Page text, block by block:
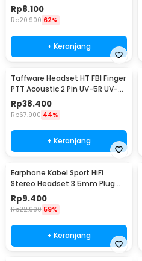
Baofeng - K0459
Rp8.100
Rp20.900 62%
+ Keranjang
Taffware Headset HT FBI Finger
PTT Acoustic 2 Pin UV-5R UV-
B5 UV-B6
Rp38.400
Rp67.900 44%
+ Keranjang
Earphone Kabel Sport HiFi
Stereo Headset 3.5mm Plug
with Mic - HS330
Rp9.400
Rp22.900 59%
+ Keranjang